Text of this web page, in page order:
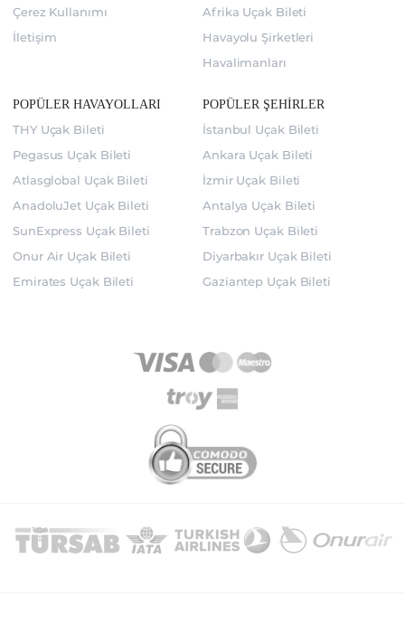
Çerez Kullanımı
İletişim
Afrika Uçak Bileti
Havayolu Şirketleri
Havalimanları
POPÜLER HAVAYOLLARI
THY Uçak Bileti
Pegasus Uçak Bileti
Atlasglobal Uçak Bileti
AnadoluJet Uçak Bileti
SunExpress Uçak Bileti
Onur Air Uçak Bileti
Emirates Uçak Bileti
POPÜLER ŞEHİRLER
İstanbul Uçak Bileti
Ankara Uçak Bileti
İzmir Uçak Bileti
Antalya Uçak Bileti
Trabzon Uçak Bileti
Diyarbakır Uçak Bileti
Gaziantep Uçak Bileti